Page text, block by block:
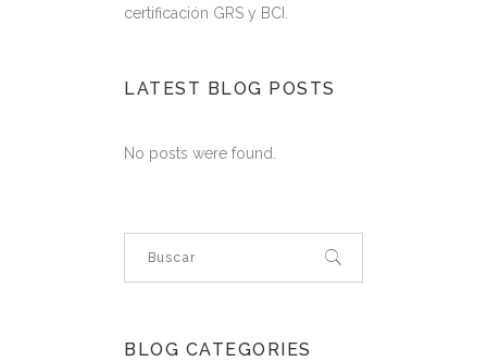
certificación GRS y BCI.
LATEST BLOG POSTS
No posts were found.
BLOG CATEGORIES